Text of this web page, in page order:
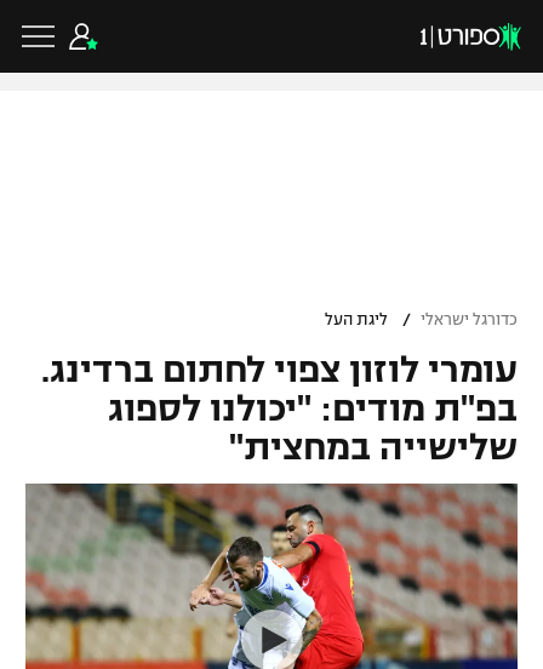
VOD
גביע הטוטו
ליגיונרים
גביע המדינה
נבחרת ישראל
מכבי חיפה
ליגת האלופות
ליגה אירופית
ליגה אנגלית
ליגה גרמנית
ליגה ספרדית
ליגה איטלקית
כדורסל ישראלי
ליגת ווינר סל
ליגה לאומית
כדורסל נשים
מכבי תל אביב
כדורסל עולמי
NBA
יורוליג
יורוקאפ
ענפים נוספים
טניס
כדורגל ישראלי / ליגת העל
עומרי לוזון צפוי לחתום ברדינג.
בפ"ת מודים: "יכולנו לספוג
שלישייה במחצית"